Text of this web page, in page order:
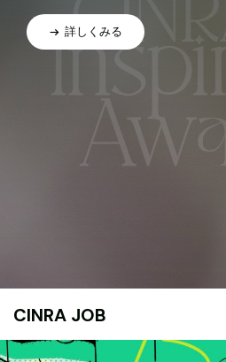
詳しくみる
CINRA JOB